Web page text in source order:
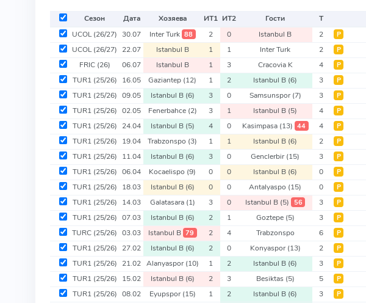
Сезон Дата Хозяева ИТ1 ИТ2 Гости Т
UCOL(26/27) 30.07 Inter Turk 88 2 0 Istanbul B 2 Р
UCOL(26/27) 22.07 Istanbul B 1 1 Inter Turk 2 Р
FRIC (26) 06.07 Istanbul B 1 3 Cracovia K 4 Р
TUR1 (25/26) 16.05 Gaziantep (12) 1 2 Istanbul B (6) 3 Р
TUR1 (25/26) 09.05 Istanbul B (6) 3 0 Samsunspor(7) 3 Р
TUR1 (25/26) 02.05 Fenerbahce (2) 3 1 Istanbul B (5) 4 Р
TUR1 (25/26) 24.04 Istanbul B (5) 4 0 Kasimpasa (13) 44 4 Р
TUR1 (25/26) 19.04 Trabzonspo (3) 1 1 Istanbul B (6) 2 Р
TUR1 (25/26) 11.04 Istanbul B (6) 3 0 Genclerbir(15) 3 Р
TUR1 (25/26) 06.04 Kocaelispo (9) 0 0 Istanbul B (6) 0 Р
TUR1 (25/26) 18.03 Istanbul B (6) 0 0 Antalyaspo (15) 0 Р
TUR1 (25/26) 14.03 Galatasara (1) 3 0 Istanbul B (5) 56 3 Р
TUR1 (25/26) 07.03 Istanbul B (6) 2 1 Goztepe (5) 3 Р
TURC (25/26) 03.03 Istanbul B 79 2 4 Trabzonspo 6 Р
TUR1 (25/26) 27.02 Istanbul B (6) 2 0 Konyaspor(13) 2 Р
TUR1 (25/26) 21.02 Alanyaspor(10) 1 2 Istanbul B (6) 3 Р
TUR1 (25/26) 15.02 Istanbul B (6) 2 3 Besiktas (5) 5 Р
TUR1 (25/26) 08.02 Eyupspor(15) 1 2 Istanbul B (6) 3 Р